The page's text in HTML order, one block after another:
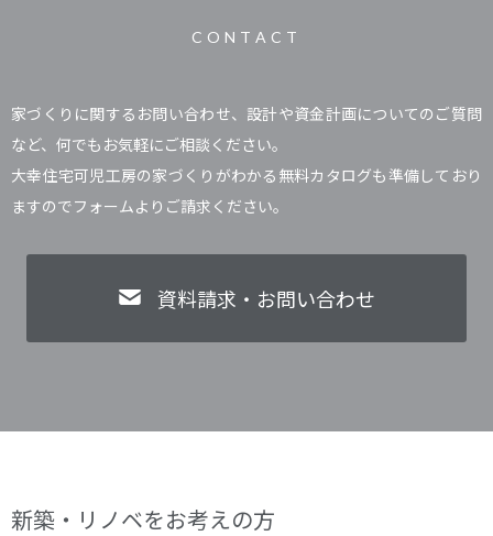
CONTACT
家づくりに関するお問い合わせ、設計や資金計画についてのご質問
など、何でもお気軽にご相談ください。
大幸住宅可児工房の家づくりがわかる無料カタログも準備しており
ますのでフォームよりご請求ください。
資料請求・お問い合わせ
新築・リノベをお考えの方